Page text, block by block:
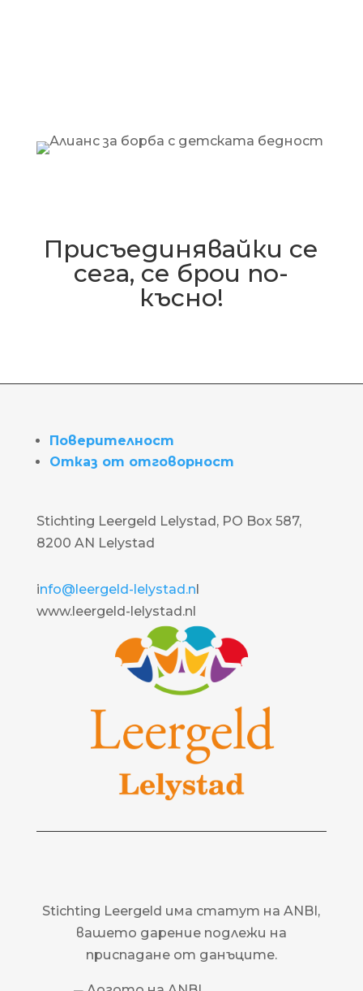
Присъединявайки се
сега, се брои по-
късно!
Поверителност
Отказ от отговорност
Stichting Leergeld Lelystad, PO Box 587,
8200 AN Lelystad
info@leergeld-lelystad.n
www.leergeld-lelystad.nl
Stichting Leergeld има статут на ANBI,
вашето дарение подлежи на
приспадане от данъците.